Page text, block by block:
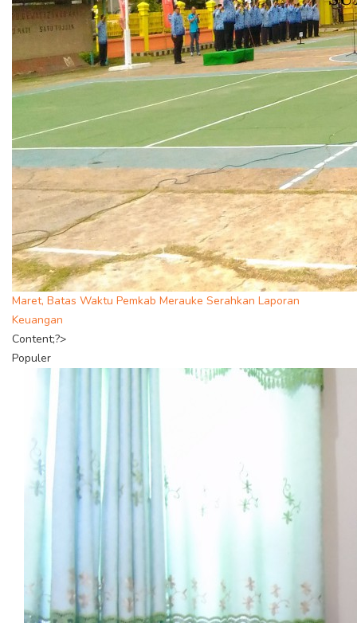
Maret, Batas Waktu Pemkab Merauke Serahkan Laporan
Keuangan
Content;?>
Populer